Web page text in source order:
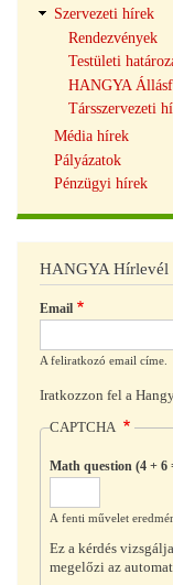
Szervezeti hírek
Rendezvények
Testületi
HANGYA
Társszervezeti
Média hírek
Pályázatok
Pénzügyi hírek
HANGYA Hírlevél
Email
A feliratkozó email címe.
Iratkozzon fel a
CAPTCHA
Math question (4 + 6
A fenti művelet
Ez a kérdés
megelőzi az